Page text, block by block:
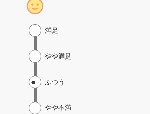
やや不満
ふつう
やや満足
満足